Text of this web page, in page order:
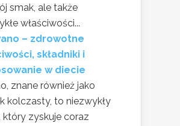
smak, ale także
właściwości...
– zdrowotne
składniki i
w diecie
znane również jako
kolczasty, to niezwykły
który zyskuje coraz